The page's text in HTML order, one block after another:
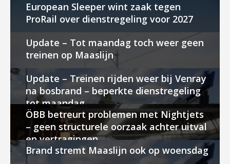
European Sleeper wint zaak tegen
ProRail over dienstregeling voor 2027
Update – Tot maandag toch weer geen
treinen op Maaslijn
Update – Treinen rijden weer bij Venray
na bosbrand – beperkte dienstregeling
tot maandag
ÖBB betreurt problemen met Nightjets
– geen structurele oorzaak achter uitval
en vertragingen
Brand stremt Maaslijn ook op woensdag